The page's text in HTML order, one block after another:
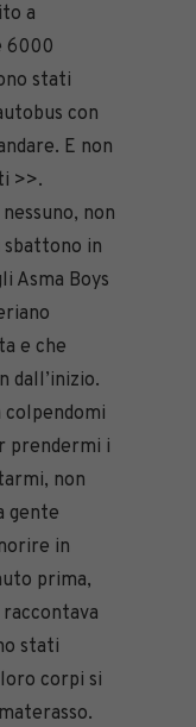
a
6000
stati
con
E non
>>.
non
in
Asma Boys
e che
dall’inizio.
colpendomi
prendermi i
non
gente
in
prima,
stati
corpi si